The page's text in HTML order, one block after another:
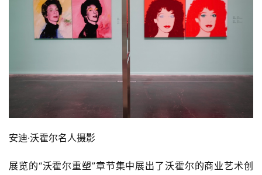
安迪·沃霍尔名人摄影
展览的“沃霍尔重塑”章节集中展出了沃霍尔的商业艺术创